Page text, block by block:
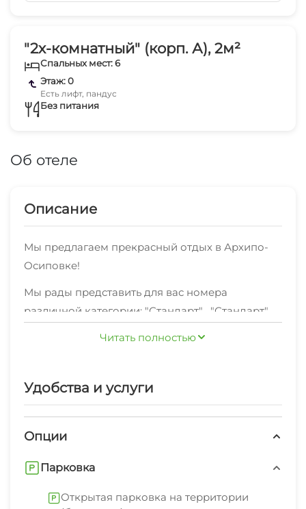
"2х-комнатный" (корп. А), 2м²
Спальных мест: 6
Этаж: 0
Есть лифт, пандус
Без питания
Об отеле
Описание
Мы предлагаем прекрасный отдых в Архипо-
Осиповке!
Мы рады представить для вас номера
различной категории: "Стандарт" , "Стандарт"
отдыхе в Архипо-Осиповке с друзьями и
высокоскоростной Wi-Fi интернет.
предоставляем удобную мебель, необходимую
дляполноценного отдыха.
Читать полностью
Удобства и услуги
Опции
Парковка
Открытая парковка на территории